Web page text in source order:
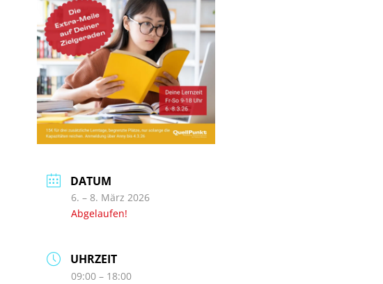
DATUM
6. – 8. März 2026
Abgelaufen!
UHRZEIT
09:00 – 18:00